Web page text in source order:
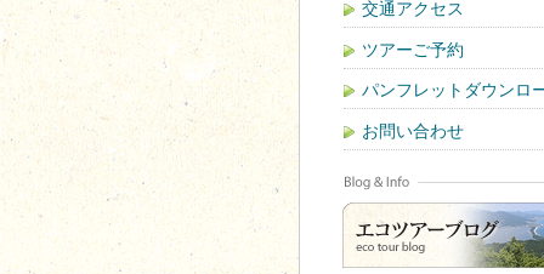
交通アクセス
ツアーご予約
パンフレットダウンロ
お問い合わせ